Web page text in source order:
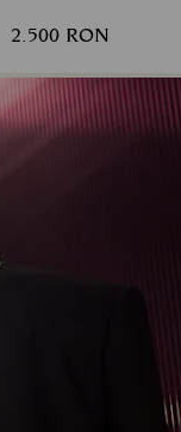
2.500 RON